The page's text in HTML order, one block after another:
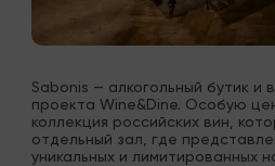
Sabonis — алкогольный бутик и
проекта Wine&Dine. Особую
коллекция российских вин,
отдельный зал, где
уникальных и лимитированных